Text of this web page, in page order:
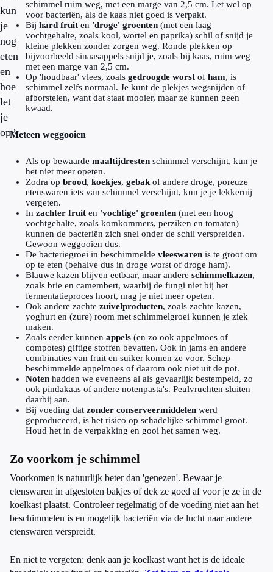
kun
je
nog
eten
en
hoe
let
je
op?
schimmel ruim weg, met een marge van 2,5 cm. Let wel op
voor bacteriën, als de kaas niet goed is verpakt.
Bij hard fruit en 'droge' groenten (met een laag
vochtgehalte, zoals kool, wortel en paprika) schil of snijd je
kleine plekken zonder zorgen weg. Ronde plekken op
bijvoorbeeld sinaasappels snijd je, zoals bij kaas, ruim weg
met een marge van 2,5 cm.
Op 'houdbaar' vlees, zoals gedroogde worst of ham, is
schimmel zelfs normaal. Je kunt de plekjes wegsnijden of
afborstelen, want dat staat mooier, maar ze kunnen geen
kwaad.
Meteen weggooien
Als op bewaarde maaltijdresten schimmel verschijnt, kun je
het niet meer opeten.
Zodra op brood, koekjes, gebak of andere droge, poreuze
etenswaren iets van schimmel verschijnt, kun je je lekkernij
vergeten.
In zachter fruit en 'vochtige' groenten (met een hoog
vochtgehalte, zoals komkommers, perziken en tomaten)
kunnen de bacteriën zich snel onder de schil verspreiden.
Gewoon weggooien dus.
De bacteriegroei in beschimmelde vleeswaren is te groot om
op te eten (behalve dus in droge worst of droge ham).
Blauwe kazen blijven eetbaar, maar andere schimmelkazen,
zoals brie en camembert, waarbij de fungi niet bij het
fermentatieproces hoort, mag je niet meer opeten.
Ook andere zachte zuivelproducten, zoals zachte kazen,
yoghurt en (zure) room met schimmelgroei kunnen je ziek
maken.
Zoals eerder kunnen appels (en zo ook appelmoes of
compotes) giftige stoffen bevatten. Ook in jams en andere
combinaties van fruit en suiker komen ze voor. Schep
beschimmelde appelmoes of daarom ook niet uit de pot.
Noten hadden we eveneens al als gevaarlijk bestempeld, zo
ook pindakaas of andere notenpasta's. Peulvruchten sluiten
daarbij aan.
Bij voeding dat zonder conserveermiddelen werd
geproduceerd, is het risico op schadelijke schimmel groot.
Houd het in de verpakking en gooi het samen weg.
Zo voorkom je schimmel
Voorkomen is natuurlijk beter dan 'genezen'. Bewaar je
etenswaren in afgesloten bakjes of dek ze goed af voor je ze in de
koelkast plaatst. Controleer regelmatig of de voeding niet aan het
beschimmelen is en mogelijk bacteriën via de lucht naar andere
etenswaren verspreidt.
En niet te vergeten: denk aan je koelkast want het is de ideale